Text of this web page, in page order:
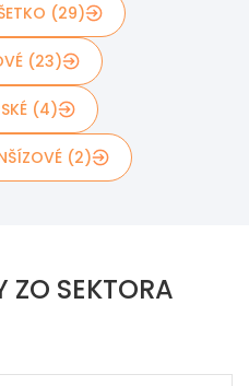
(29)
(23)
(4)
(2)
ZO SEKTORA